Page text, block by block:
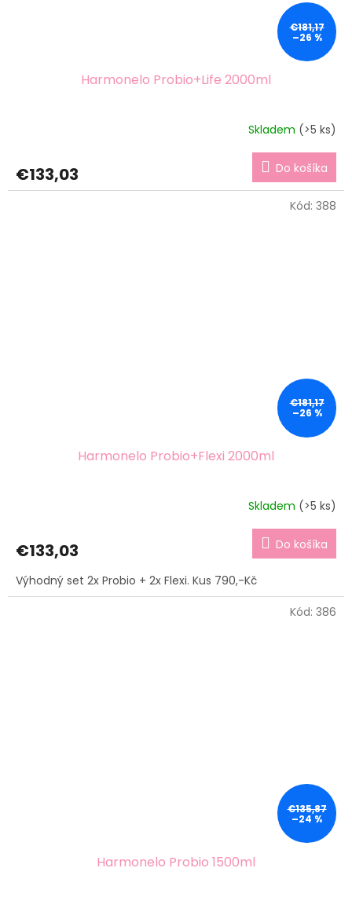
€181,17
–26 %
Harmonelo Probio+Life 2000ml
Skladem (>5 ks)
€133,03 Do košíka
€181,17
–26 %
Harmonelo Probio+Flexi 2000ml
Skladem (>5 ks)
€133,03 Do košíka
Výhodný set 2x Probio + 2x Flexi. Kus 790,-Kč
Kód: 388
€135,87
–24 %
Harmonelo Probio 1500ml
Kód: 386